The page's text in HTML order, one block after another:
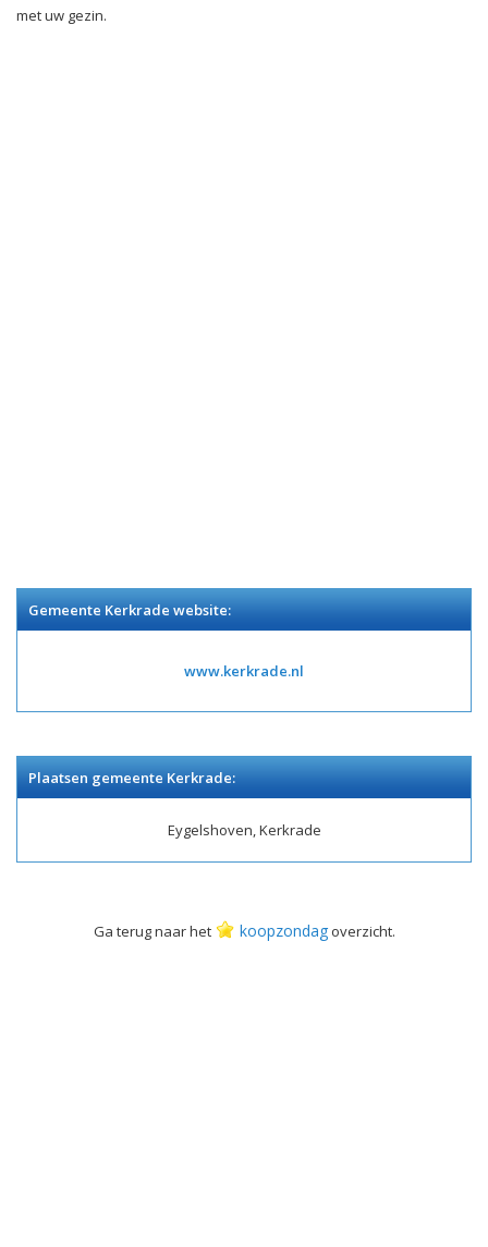
met uw gezin.
Gemeente Kerkrade website:
www.kerkrade.nl
Plaatsen gemeente Kerkrade:
Eygelshoven, Kerkrade
Ga terug naar het koopzondagoverzicht.